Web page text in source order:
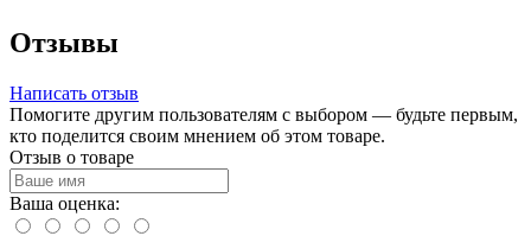
Отзывы
Написать отзыв
Помогите другим пользователям с выбором — будьте первым,
кто поделится своим мнением об этом товаре.
Отзыв о товаре
Ваша оценка: